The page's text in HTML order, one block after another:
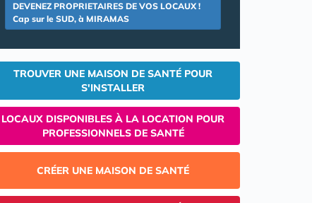
DEVENEZ PROPRIETAIRES DE VOS LOCAUX !
Cap sur le SUD, à MIRAMAS
TROUVER UNE MAISON DE SANTÉ POUR
S'INSTALLER
LOCAUX DISPONIBLES À LA LOCATION POUR
PROFESSIONNELS DE SANTÉ
CRÉER UNE MAISON DE SANTÉ